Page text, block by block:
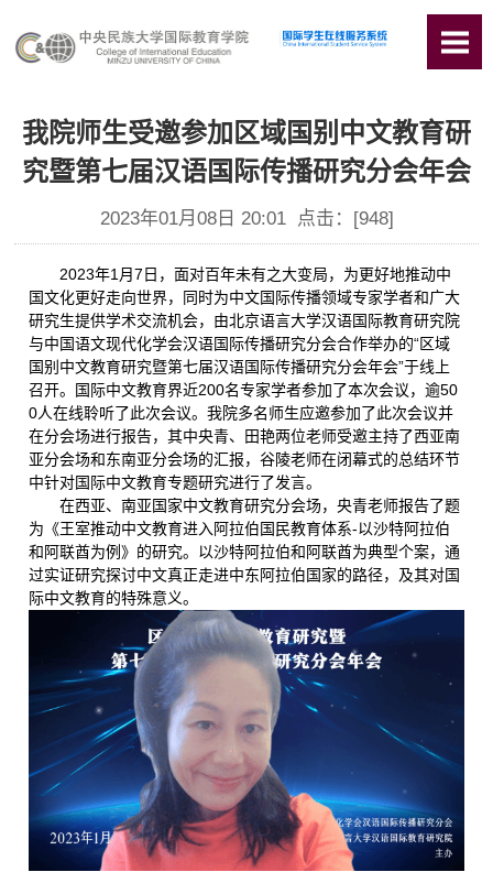
我院师生受邀参加区域国别中文教育研
究暨第七届汉语国际传播研究分会年会
2023年01月08日 20:01 点击：[948]
2023年1月7日，面对百年未有之大变局，为更好地推动中
国文化更好走向世界，同时为中文国际传播领域专家学者和广大
研究生提供学术交流机会，由北京语言大学汉语国际教育研究院
与中国语文现代化学会汉语国际传播研究分会合作举办的“区域
国别中文教育研究暨第七届汉语国际传播研究分会年会”于线上
召开。国际中文教育界近200名专家学者参加了本次会议，逾50
0人在线聆听了此次会议。我院多名师生应邀参加了此次会议并
在分会场进行报告，其中央青、田艳两位老师受邀主持了西亚南
亚分会场和东南亚分会场的汇报，谷陵老师在闭幕式的总结环节
中针对国际中文教育专题研究进行了发言。
在西亚、南亚国家中文教育研究分会场，央青老师报告了题
为《王室推动中文教育进入阿拉伯国民教育体系-以沙特阿拉伯
和阿联酋为例》的研究。以沙特阿拉伯和阿联酋为典型个案，通
过实证研究探讨中文真正走进中东阿拉伯国家的路径，及其对国
际中文教育的特殊意义。